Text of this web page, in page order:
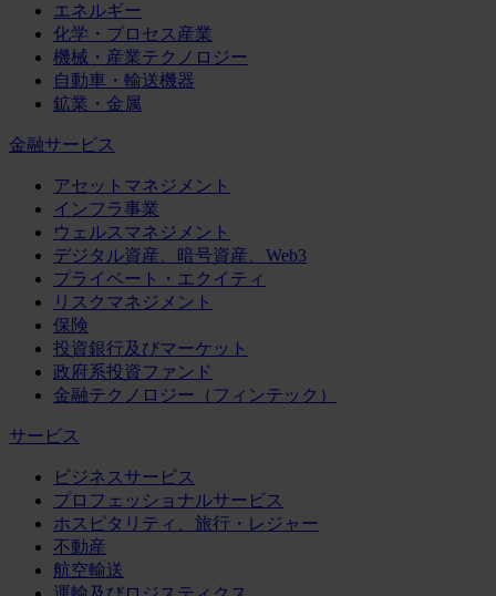
エネルギー
化学・プロセス産業
機械・産業テクノロジー
自動車・輸送機器
鉱業・金属
金融サービス
アセットマネジメント
インフラ事業
ウェルスマネジメント
デジタル資産、暗号資産、Web3
プライベート・エクイティ
リスクマネジメント
保険
投資銀行及びマーケット
政府系投資ファンド
金融テクノロジー（フィンテック）
サービス
ビジネスサービス
プロフェッショナルサービス
ホスピタリティ、旅行・レジャー
不動産
航空輸送